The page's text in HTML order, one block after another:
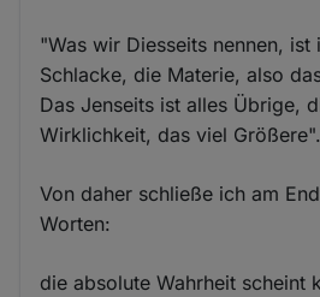
"Was wir Diesseits nennen, ist
Schlacke, die Materie, also
Das Jenseits ist alles Übrige,
Wirklichkeit, das viel Größere".
Von daher schließe ich am
Worten:
die absolute Wahrheit scheint